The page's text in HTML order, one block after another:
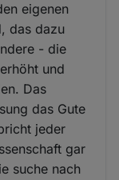
eigenen
das dazu
- die
und
Das
das Gute
jeder
gar
suche nach